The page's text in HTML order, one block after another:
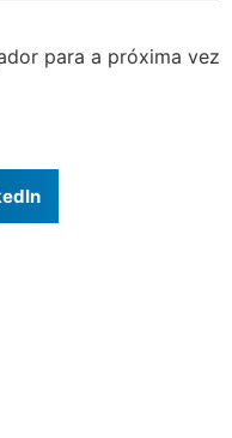
para a próxima vez